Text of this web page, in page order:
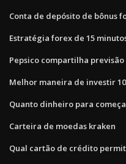
Conta de depósito de bônus
Estratégia forex de 15
Pepsico compartilha previsão
Melhor maneira de investir
Quanto dinheiro para
Carteira de moedas kraken
Qual cartão de crédito